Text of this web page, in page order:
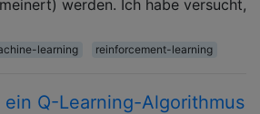
werden. Ich habe versucht,
learning reinforcement-learning
ein Q-Learning-Algorithmus